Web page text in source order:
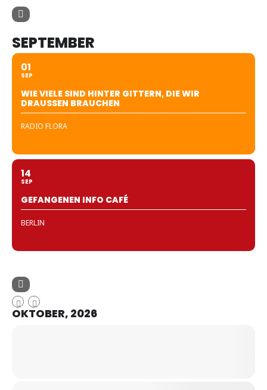
SEPTEMBER
01
SEP
WIE VIELE SIND HINTER GITTERN, DIE WIR
DRAUSSEN BRAUCHEN
RADIO FLORA
14
SEP
GEFANGENEN INFO CAFÉ
BERLIN
OKTOBER, 2026